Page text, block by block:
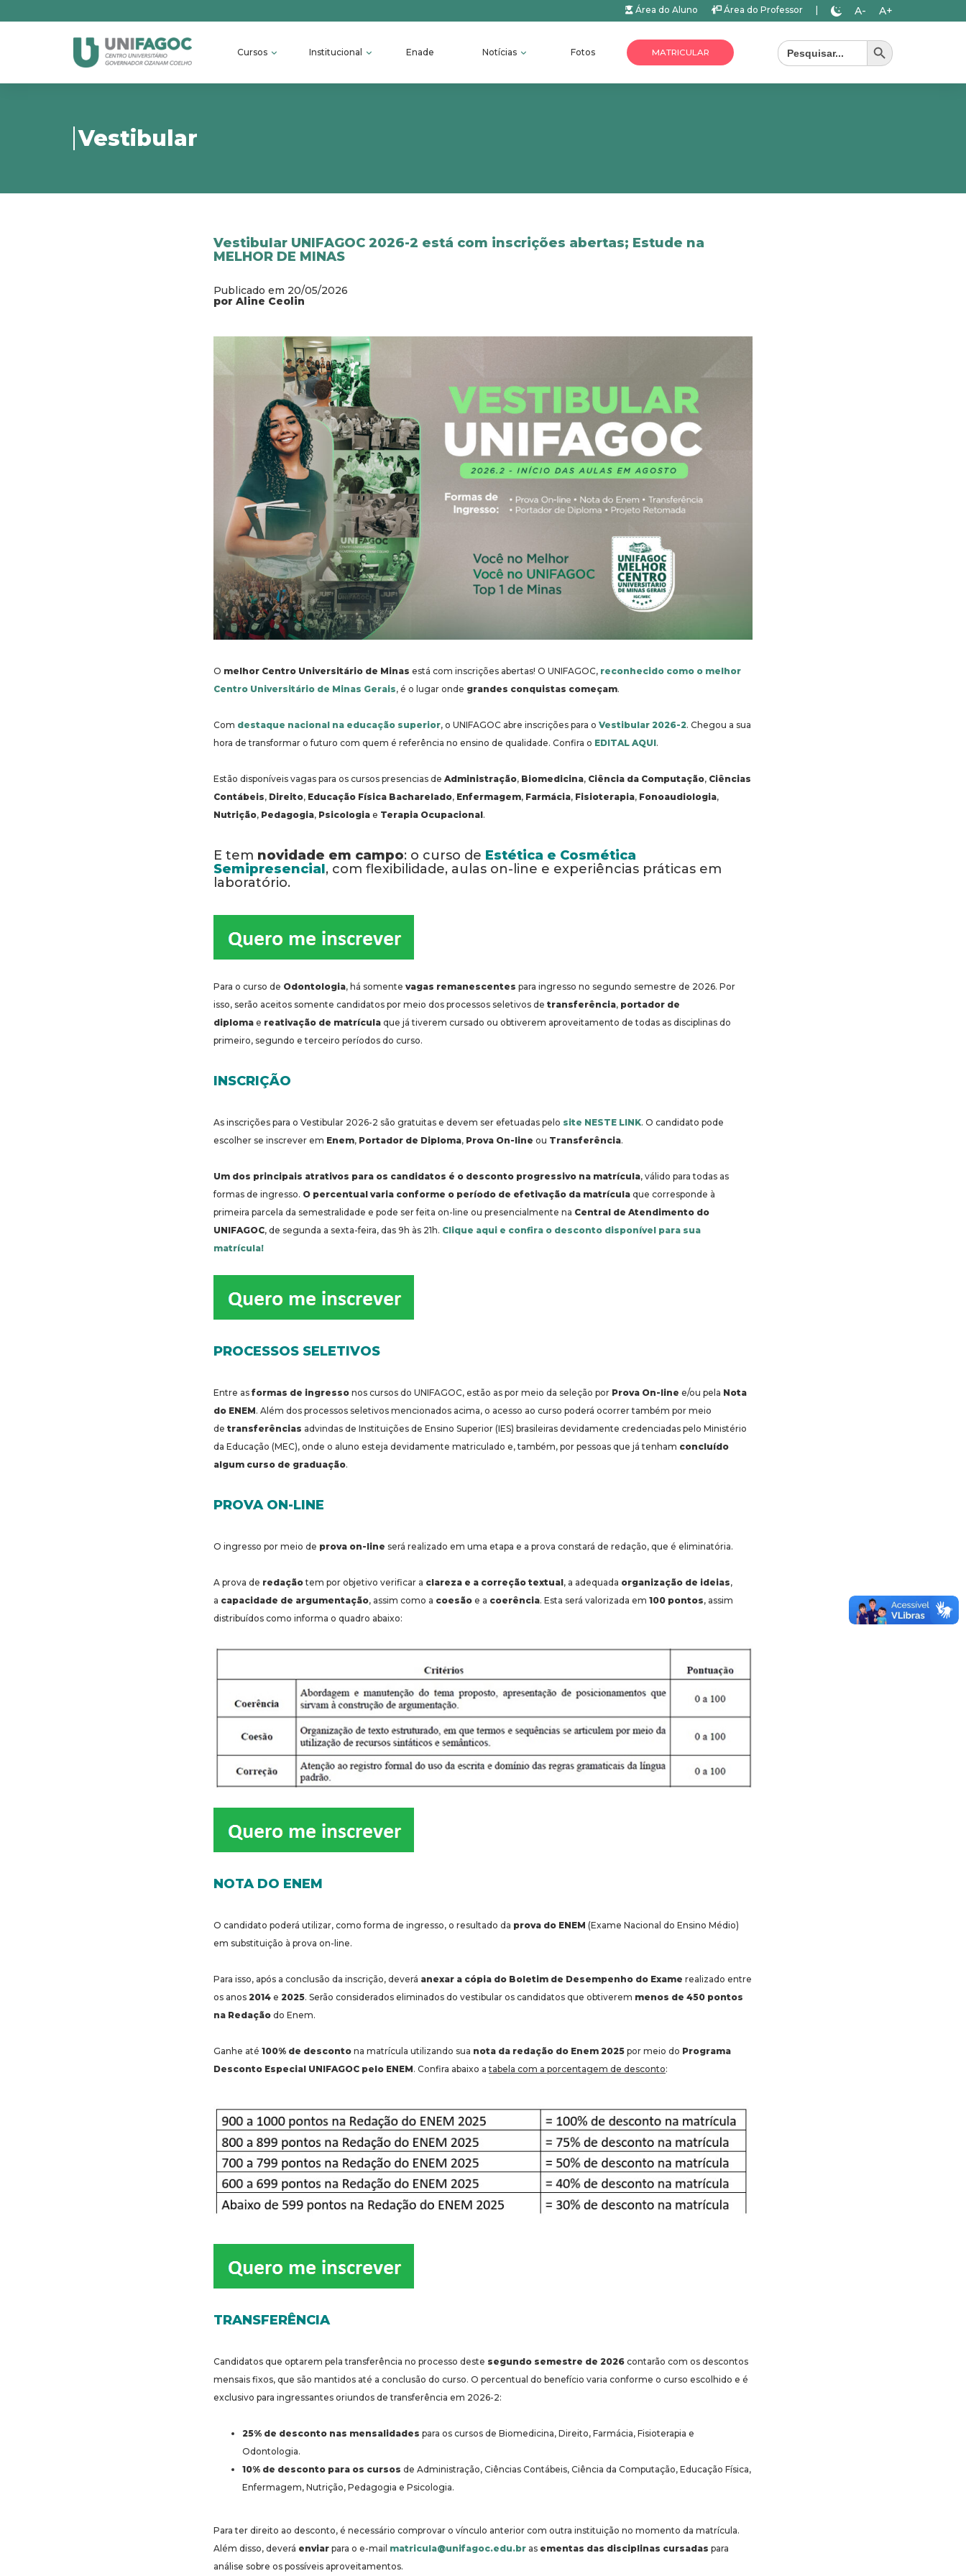
Área do Aluno Área do Professor A- A+
Cursos Institucional Enade Notícias Fotos MATRICULAR
Search
for:
Search Button
Vestibular
Vestibular UNIFAGOC 2026-2 está com inscrições abertas; Estude na
MELHOR DE MINAS
Publicado em 20/05/2026
por Aline Ceolin
O melhor Centro Universitário de Minas está com inscrições abertas! O UNIFAGOC, reconhecido como o melhor
Centro Universitário de Minas Gerais, é o lugar onde grandes conquistas começam.
Com destaque nacional na educação superior, o UNIFAGOC abre inscrições para o Vestibular 2026-2. Chegou a sua
hora de transformar o futuro com quem é referência no ensino de qualidade. Confira o EDITAL AQUI.
Estão disponíveis vagas para os cursos presencias de Administração, Biomedicina, Ciência da Computação, Ciências
Contábeis, Direito, Educação Física Bacharelado, Enfermagem, Farmácia, Fisioterapia, Fonoaudiologia,
Nutrição, Pedagogia, Psicologia e Terapia Ocupacional.
E tem novidade em campo: o curso de Estética e Cosmética
Semipresencial, com flexibilidade, aulas on-line e experiências práticas em
laboratório.
Para o curso de Odontologia, há somente vagas remanescentes para ingresso no segundo semestre de 2026. Por
isso, serão aceitos somente candidatos por meio dos processos seletivos de transferência, portador de
diploma e reativação de matrícula que já tiverem cursado ou obtiverem aproveitamento de todas as disciplinas do
primeiro, segundo e terceiro períodos do curso.
INSCRIÇÃO
As inscrições para o Vestibular 2026-2 são gratuitas e devem ser efetuadas pelo site NESTE LINK. O candidato pode
escolher se inscrever em Enem, Portador de Diploma, Prova On-line ou Transferência.
Um dos principais atrativos para os candidatos é o desconto progressivo na matrícula, válido para todas as
formas de ingresso. O percentual varia conforme o período de efetivação da matrícula que corresponde à
primeira parcela da semestralidade e pode ser feita on-line ou presencialmente na Central de Atendimento do
UNIFAGOC, de segunda a sexta-feira, das 9h às 21h. Clique aqui e confira o desconto disponível para sua
matrícula!
PROCESSOS SELETIVOS
Entre as formas de ingresso nos cursos do UNIFAGOC, estão as por meio da seleção por Prova On-line e/ou pela Nota
do ENEM. Além dos processos seletivos mencionados acima, o acesso ao curso poderá ocorrer também por meio
de transferências advindas de Instituições de Ensino Superior (IES) brasileiras devidamente credenciadas pelo Ministério
da Educação (MEC), onde o aluno esteja devidamente matriculado e, também, por pessoas que já tenham concluído
algum curso de graduação.
PROVA ON-LINE
O ingresso por meio de prova on-line será realizado em uma etapa e a prova constará de redação, que é eliminatória.
A prova de redaçãotem por objetivo verificar a clareza e a correção textual, a adequada organização de ideias,
a capacidade de argumentação, assim como a coesão e a coerência. Esta será valorizada em 100 pontos, assim
distribuídos como informa o quadro abaixo:
NOTA DO ENEM
O candidato poderá utilizar, como forma de ingresso, o resultado da prova do ENEM (Exame Nacional do Ensino Médio)
em substituição à prova on-line.
Para isso, após a conclusão da inscrição, deverá anexar a cópia do Boletim de Desempenho do Exame realizado entre
os anos 2014 e 2025. Serão considerados eliminados do vestibular os candidatos que obtiverem menos de 450 pontos
na Redação do Enem.
Ganhe até 100% de desconto na matrícula utilizando sua nota da redação do Enem 2025 por meio do Programa
Desconto Especial UNIFAGOC pelo ENEM. Confira abaixo atabela com a porcentagem de desconto:
TRANSFERÊNCIA
Candidatos que optarem pela transferência no processo deste segundo semestre de 2026 contarão com os descontos
mensais fixos, que são mantidos até a conclusão do curso. O percentual do benefício varia conforme o curso escolhido e é
exclusivo para ingressantes oriundos de transferência em 2026-2:
25% de desconto nas mensalidades para os cursos de Biomedicina, Direito, Farmácia, Fisioterapia e
Odontologia.
10% de desconto para os cursos de Administração, Ciências Contábeis, Ciência da Computação, Educação Física,
Enfermagem, Nutrição, Pedagogia e Psicologia.
Para ter direito ao desconto, é necessário comprovar o vínculo anterior com outra instituição no momento da matrícula.
Além disso, deverá enviar para o e-mail matricula@unifagoc.edu.br as ementas das disciplinas cursadas para
análise sobre os possíveis aproveitamentos.